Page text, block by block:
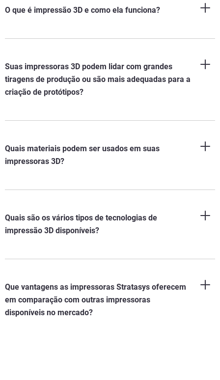
O que é impressão 3D e como ela funciona?
Suas impressoras 3D podem lidar com grandes
tiragens de produção ou são mais adequadas para a
criação de protótipos?
Quais materiais podem ser usados em suas
impressoras 3D?
Quais são os vários tipos de tecnologias de
impressão 3D disponíveis?
Que vantagens as impressoras Stratasys oferecem
em comparação com outras impressoras
disponíveis no mercado?